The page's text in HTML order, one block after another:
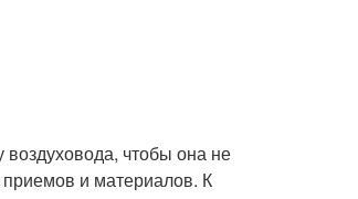
чтобы она не
и материалов. К